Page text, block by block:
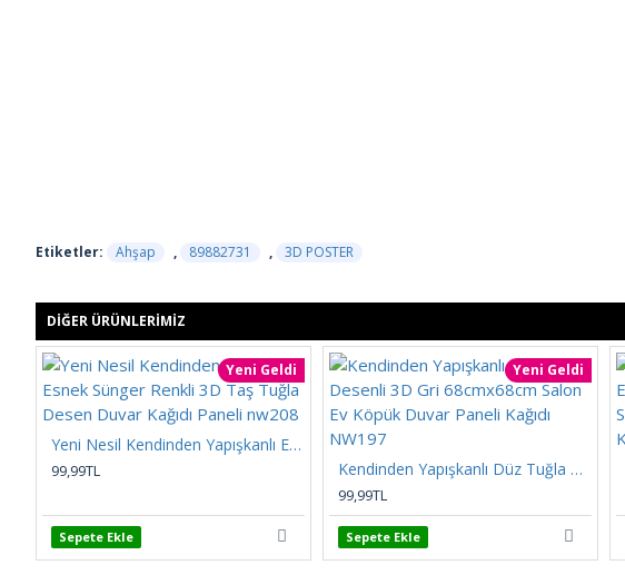
Etiketler: Ahşap , 89882731 , 3D POSTER
DIĞER ÜRÜNLERIMIZ
Yeni Geldi
Yeni Nesil Kendinden Yapışkanlı Esnek Sünger Renkli 3D Taş Tuğla Desen Duvar Kağıdı Paneli nw208
99,99TL
Sepete Ekle
Yeni Geldi
Kendinden Yapışkanlı Düz Tuğla Desenli 3D Gri 68cmx68cm Salon Ev Köpük Duvar Paneli Kağıdı NW197
99,99TL
Sepete Ekle